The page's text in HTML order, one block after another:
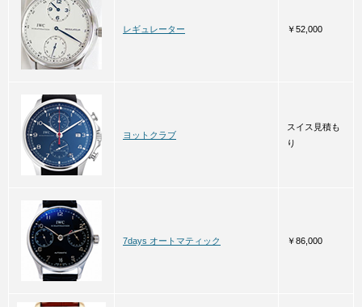
レギュレーター ￥52,000
ヨットクラブ
スイス見積も
り
7days オートマティック ￥86,000